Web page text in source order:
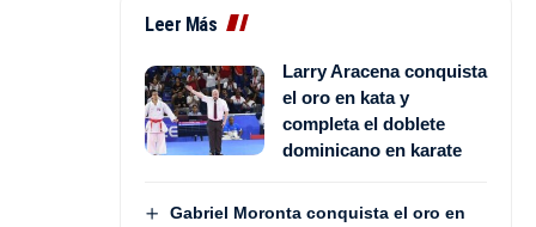
Leer Más
Larry Aracena conquista
el oro en kata y
completa el doblete
dominicano en karate
Gabriel Moronta conquista el oro en